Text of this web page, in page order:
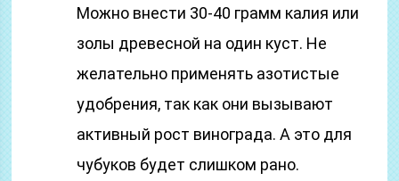
Можно внести 30-40 грамм калия или
золы древесной на один куст. Не
желательно применять азотистые
удобрения, так как они вызывают
активный рост винограда. А это для
чубуков будет слишком рано.